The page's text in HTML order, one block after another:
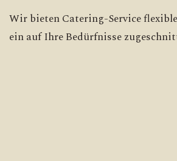
Wir bieten Catering-Service
ein auf Ihre Bedürfnisse